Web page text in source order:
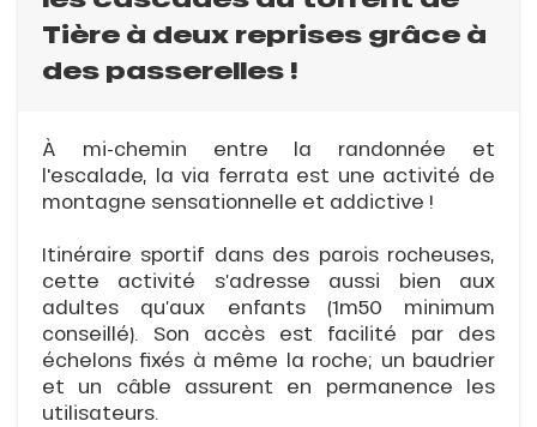
Tière à deux reprises grâce à
des passerelles !
À mi-chemin entre la randonnée et
l'escalade, la via ferrata est une activité de
montagne sensationnelle et addictive !
Itinéraire sportif dans des parois rocheuses,
cette activité s’adresse aussi bien aux
adultes qu’aux enfants (1m50 minimum
conseillé). Son accès est facilité par des
échelons fixés à même la roche; un baudrier
et un câble assurent en permanence les
utilisateurs.